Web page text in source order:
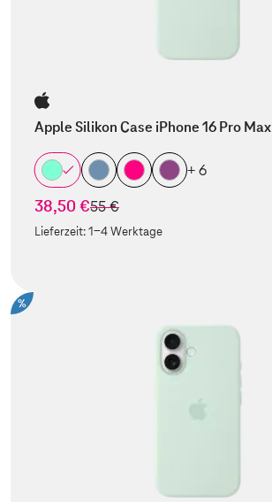
Apple Silikon Case iPhone 16 Pro Max
+ 6
38,50 €statt
55 €
Lieferzeit:1-4 Werktage
%